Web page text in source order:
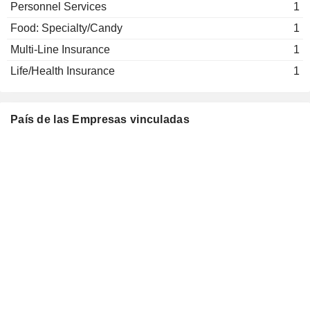
Personnel Services
1
Food: Specialty/Candy
1
Multi-Line Insurance
1
Life/Health Insurance
1
País de las Empresas vinculadas